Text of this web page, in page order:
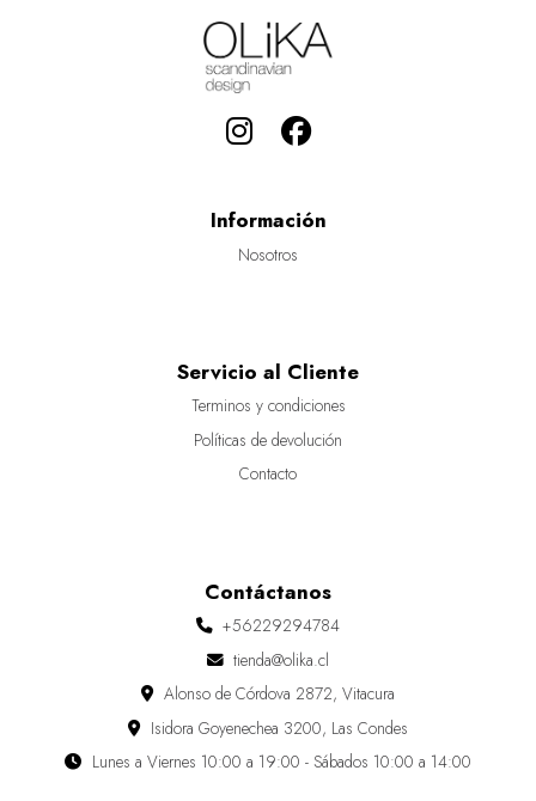
Información
Nosotros
Servicio al Cliente
Terminos y condiciones
Políticas de devolución
Contacto
Contáctanos
+56229294784
tienda@olika.cl
Alonso de Córdova 2872, Vitacura
Isidora Goyenechea 3200, Las Condes
Lunes a Viernes 10:00 a 19:00 - Sábados 10:00 a 14:00